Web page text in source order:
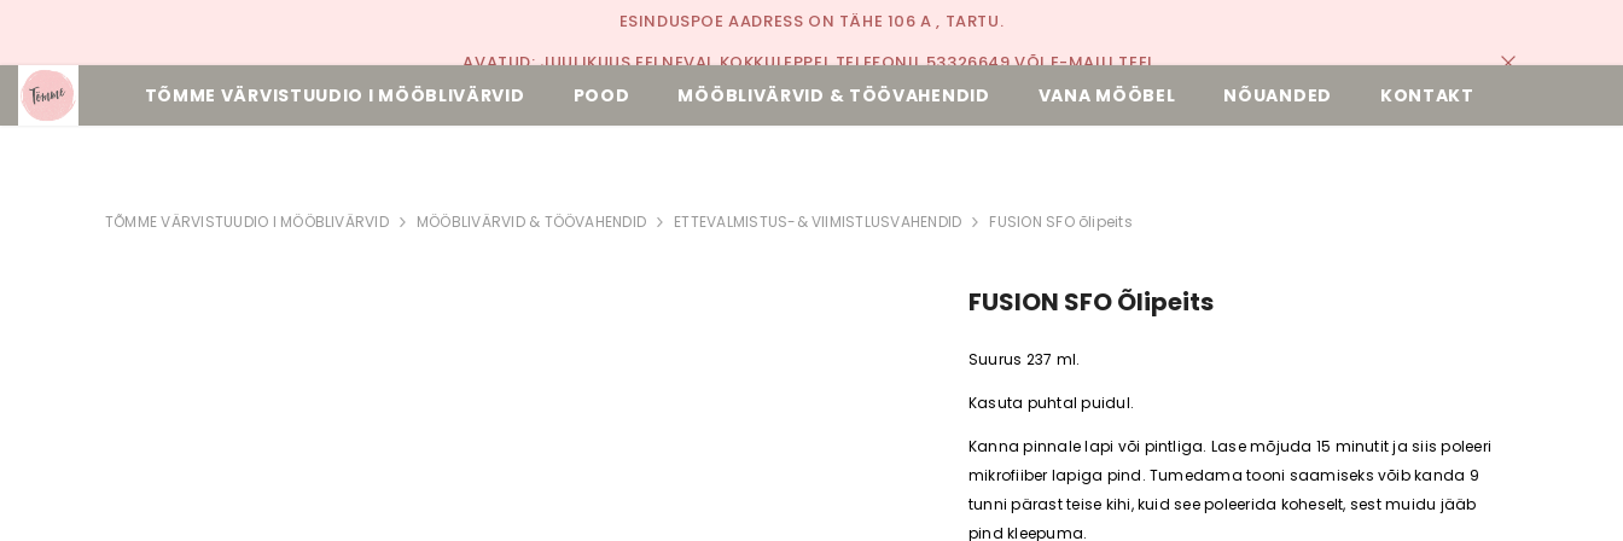
ESINDUSPOE AADRESS ON TÄHE 106 A , TARTU.
AVATUD:JUULIKUUS EELNEVAL KOKKULEPPEL TELEFONIL 53326649 VÕI E-MAILI TEEL.
SAADA KIRI:INFO@TOMME.EE
TÕMME VÄRVISTUUDIO I MÖÖBLIVÄRVID POOD MÖÖBLIVÄRVID & TÖÖVAHENDID VANA MÖÖBEL NÕUANDED KONTAKT
TÕMME VÄRVISTUUDIO I MÖÖBLIVÄRVID MÖÖBLIVÄRVID & TÖÖVAHENDID ETTEVALMISTUS-& VIIMISTLUSVAHENDID FUSION SFO õlipeits
FUSION SFO Õlipeits
Suurus 237 ml.
Kasuta puhtal puidul.
Kanna pinnale lapi või pintliga. Lase mõjuda 15 minutit ja siis poleeri
mikrofiiber lapiga pind. Tumedama tooni saamiseks võib kanda 9
tunni pärast teise kihi, kuid see poleerida koheselt, sest muidu jääb
pind kleepuma.